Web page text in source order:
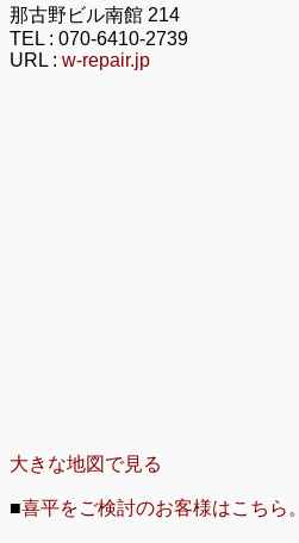
那古野ビル南館 214
TEL : 070-6410-2739
URL : w-repair.jp
大きな地図で見る
■喜平をご検討のお客様はこちら。